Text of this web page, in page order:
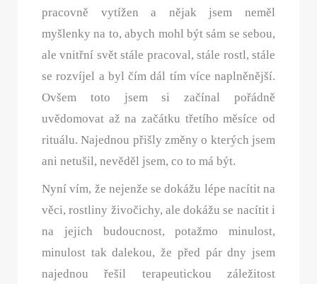
pracovně vytížen a nějak jsem neměl
myšlenky na to, abych mohl být sám se sebou,
ale vnitřní svět stále pracoval, stále rostl, stále
se rozvíjel a byl čím dál tím více naplněnější.
Ovšem toto jsem si začínal pořádně
uvědomovat až na začátku třetího měsíce od
rituálu. Najednou přišly změny o kterých jsem
ani netušil, nevěděl jsem, co to má být.
Nyní vím, že nejenže se dokážu lépe nacítit na
věci, rostliny živočichy, ale dokážu se nacítit i
na jejich budoucnost, potažmo minulost,
minulost tak dalekou, že před pár dny jsem
najednou řešil terapeutickou záležitost